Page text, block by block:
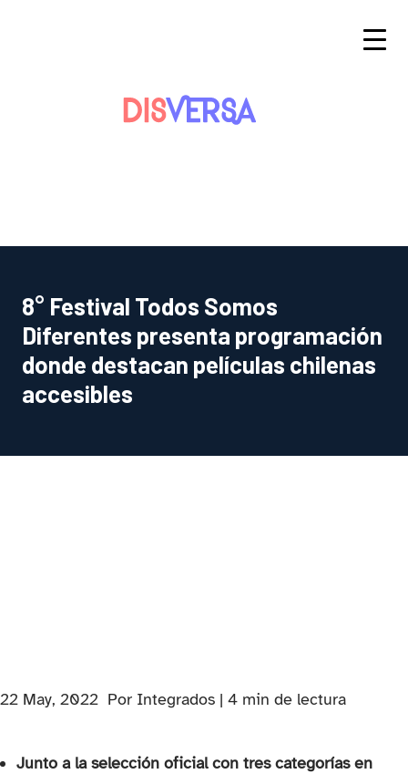
8° Festival Todos Somos
Diferentes presenta programación
donde destacan películas chilenas
accesibles
22 May, 2022 Por Integrados | 4 min de lectura
Junto a la selección oficial con tres categorías en